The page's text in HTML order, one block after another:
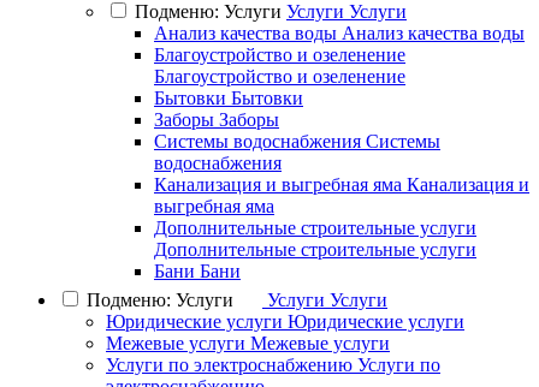
Подменю: Услуги Услуги Услуги
Анализ качества воды Анализ качества воды
Благоустройство и озеленение
Благоустройство и озеленение
Бытовки Бытовки
Заборы Заборы
Системы водоснабжения Системы
водоснабжения
Канализация и выгребная яма Канализация и
выгребная яма
Дополнительные строительные услуги
Дополнительные строительные услуги
Бани Бани
Подменю: Услуги
Услуги Услуги
Юридические услуги Юридические услуги
Межевые услуги Межевые услуги
Услуги по электроснабжению Услуги по